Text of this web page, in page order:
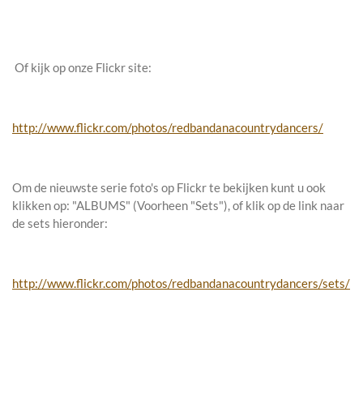
Of kijk op onze Flickr site:
http://www.flickr.com/photos/redbandanacountrydancers/
Om de nieuwste serie foto's op Flickr te bekijken kunt u ook
klikken op: "ALBUMS" (Voorheen "Sets"), of klik op de link naar
de sets hieronder:
http://www.flickr.com/photos/redbandanacountrydancers/sets/